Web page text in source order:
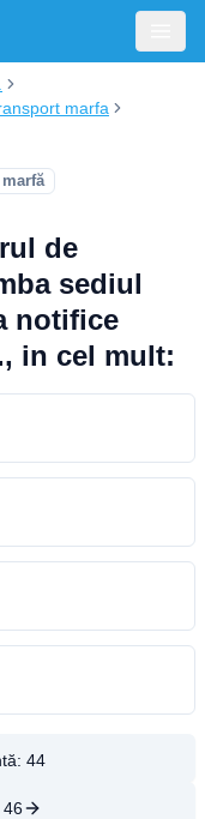
marfa
de
sediul
notifice
in cel mult:
44
46